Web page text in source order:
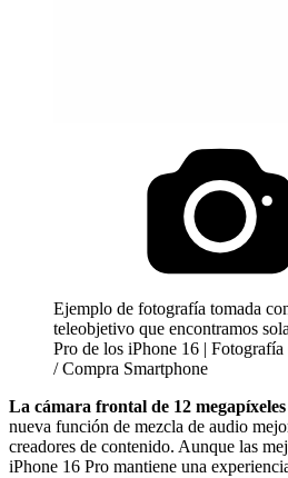
Ejemplo de fotografía tomada
teleobjetivo que encontramos
Pro de los iPhone 16 |
/ Compra Smartphone
La cámara frontal de 12
nueva función de mezcla de audio
creadores de contenido. Aunque las
iPhone 16 Pro mantiene una